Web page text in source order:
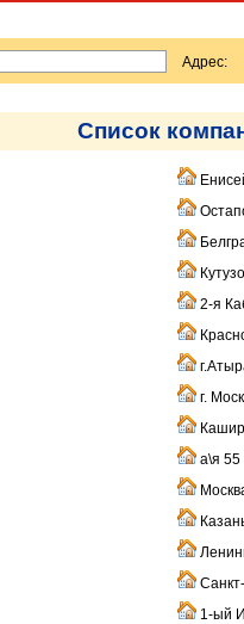
Адрес:
Список
2-я
г.
а\я 55
1-ый